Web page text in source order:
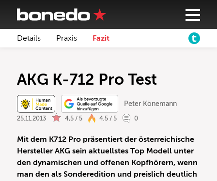
Details Praxis Fazit
AKG K-712 Pro Test
Peter Könemann
25.11.2013 4,5 / 5 4,5 / 5 0
Mit dem K712 Pro präsentiert der österreichische
Hersteller AKG sein aktuellstes Top Modell unter
den dynamischen und offenen Kopfhörern, wenn
man den als Sonderedition und preislich deutlich